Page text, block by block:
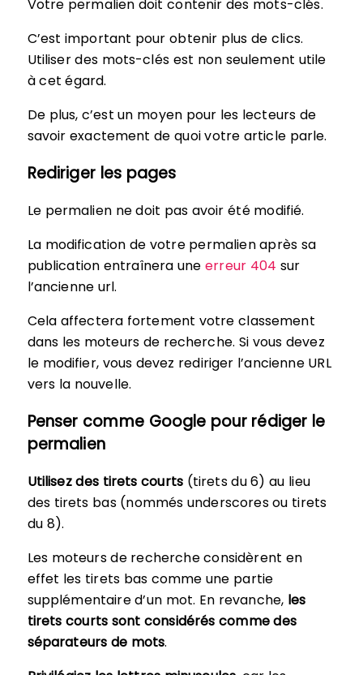
Votre permalien doit contenir des mots-clés.
C’est important pour obtenir plus de clics.
Utiliser des mots-clés est non seulement utile
à cet égard.
De plus, c’est un moyen pour les lecteurs de
savoir exactement de quoi votre article parle.
Rediriger les pages
Le permalien ne doit pas avoir été modifié.
La modification de votre permalien après sa
publication entraînera uneerreur 404 sur
l’ancienne url.
Cela affectera fortement votre classement
dans les moteurs de recherche. Si vous devez
le modifier, vous devez rediriger l’ancienne URL
vers la nouvelle.
Penser comme Google pour rédiger le
permalien
Utilisez des tirets courts (tirets du 6) au lieu
des tirets bas (nommés underscores ou tirets
du 8).
Les moteurs de recherche considèrent en
effet les tirets bas comme une partie
supplémentaire d’un mot. En revanche, les
tirets courts sont considérés comme des
séparateurs de mots.